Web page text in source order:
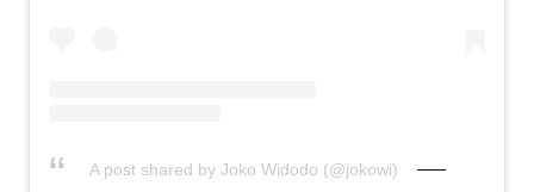
A post shared by Joko Widodo (@jokowi)